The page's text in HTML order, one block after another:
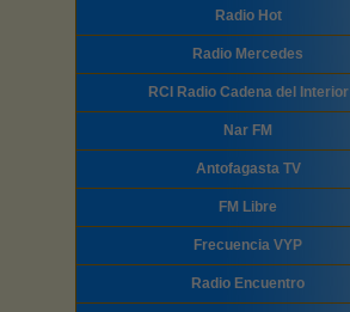
Radio Hot
Radio Mercedes
RCI Radio Cadena del Interior
Nar FM
Antofagasta TV
FM Libre
Frecuencia VYP
Radio Encuentro